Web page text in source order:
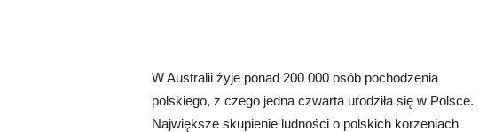
W Australii żyje ponad 200 000 osób pochodzenia
polskiego, z czego jedna czwarta urodziła się w Polsce.
Największe skupienie ludności o polskich korzeniach